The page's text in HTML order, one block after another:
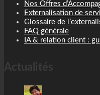
Nos Offres
Externalisation de
Glossaire de
FAQ générale
IA & relation client :
Actualités